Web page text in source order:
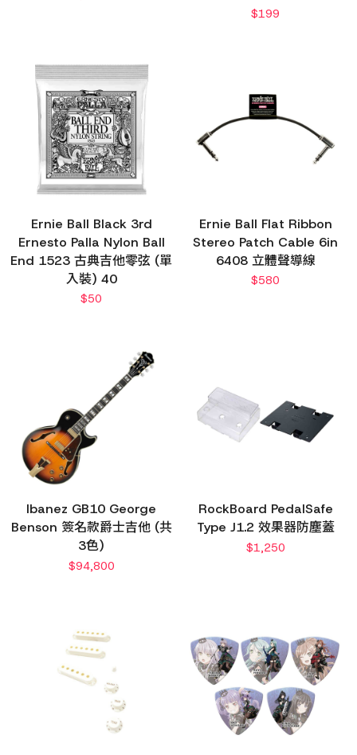
$199
Ernie Ball Black 3rd
Ernesto Palla Nylon Ball
End 1523 古典吉他零弦 (單
入裝) 40
$50
Ernie Ball Flat Ribbon
Stereo Patch Cable 6in
6408 立體聲導線
$580
Ibanez GB10 George
Benson 簽名款爵士吉他 (共
3色)
$94,800
RockBoard PedalSafe
Type J1.2 效果器防塵蓋
$1,250